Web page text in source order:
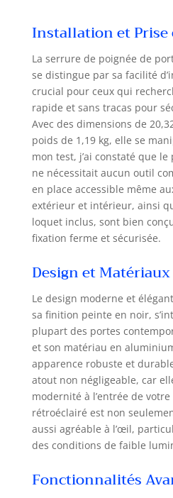
à
Installation et Prise
La serrure de poignée de
se distingue par sa facilité
crucial pour ceux qui
rapide et sans tracas pour
Avec des dimensions de
poids de 1,19 kg, elle se
mon test, j’ai constaté que le
ne nécessitait aucun outil
en place accessible même
extérieur et intérieur, ainsi
loquet inclus, sont bien
fixation ferme et sécurisée.
Design et Matériaux
Le design moderne et
sa finition peinte en noir,
plupart des portes
et son matériau en
apparence robuste et
atout non négligeable, car
modernité à l’entrée de
rétroéclairé est non
aussi agréable à l’œil,
des conditions de faible
Fonctionnalités